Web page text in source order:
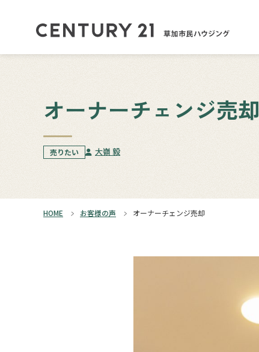
オーナーチェンジ売却
売りたい 大嶺 毅
HOME お客様の声 オーナーチェンジ売却